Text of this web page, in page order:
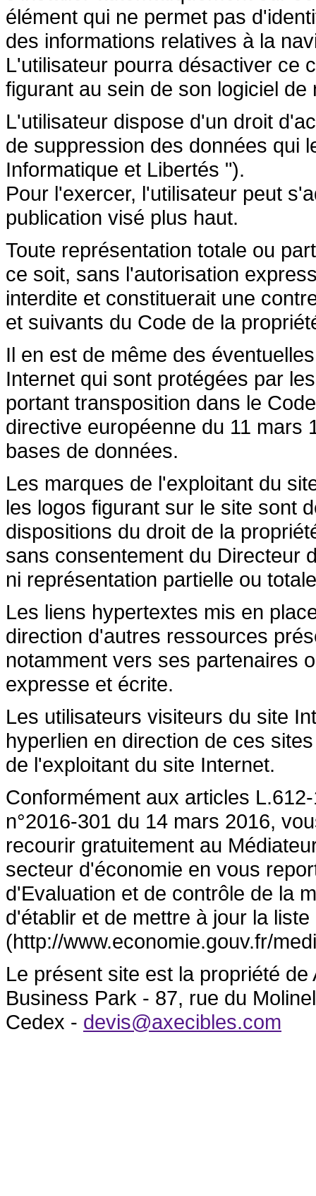
élément qui ne permet pas
des informations relatives à la
L'utilisateur pourra désactiver ce
figurant au sein de son logiciel de
L'utilisateur dispose d'un droit
de suppression des données qui
Informatique et Libertés ").
Pour l'exercer, l'utilisateur peut
publication visé plus haut.
Toute représentation totale ou
ce soit, sans l'autorisation
interdite et constituerait une
et suivants du Code de la
Il en est de même des
Internet qui sont protégées par
portant transposition dans le
directive européenne du 11 mars
bases de données.
Les marques de l'exploitant du
les logos figurant sur le site sont
dispositions du droit de la
sans consentement du Directeur
ni représentation partielle ou
Les liens hypertextes mis en
direction d'autres ressources
notamment vers ses partenaires
expresse et écrite.
Les utilisateurs visiteurs du site
hyperlien en direction de ces
de l'exploitant du site Internet.
Conformément aux articles
n°2016-301 du 14 mars 2016,
recourir gratuitement au
secteur d'économie en vous
d'Evaluation et de contrôle de la
d'établir et de mettre à jour la
(http://www.economie.gouv.fr/
Le présent site est la propriété
Business Park - 87, rue du
Cedex - devis@axecibles.com